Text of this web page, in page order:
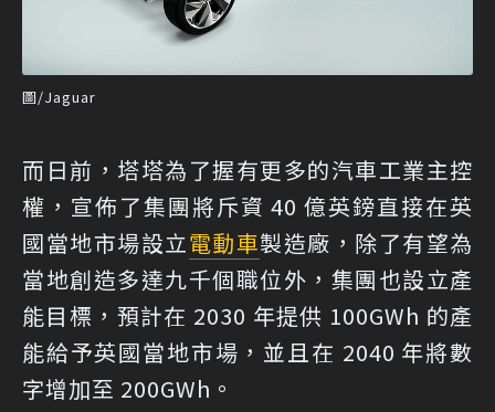
圖/Jaguar
而日前，塔塔為了握有更多的汽車工業主控
權，宣佈了集團將斥資 40 億英鎊直接在英
國當地市場設立電動車製造廠，除了有望為
當地創造多達九千個職位外，集團也設立產
能目標，預計在 2030 年提供 100GWh 的產
能給予英國當地市場，並且在 2040 年將數
字增加至 200GWh。